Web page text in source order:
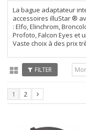
La bague adaptateur
accessoires illuStar ®
: Elfo, Elinchrom,
Profoto, Falcon Eyes et
Vaste choix à des prix
FILTER
1 2